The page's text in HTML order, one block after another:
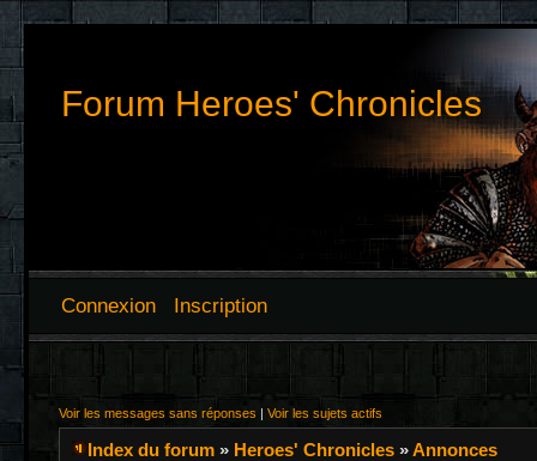
Forum Heroes' Chronicles
Connexion Inscription
Voir les messages sans réponses | Voir les sujets actifs
Index du forum » Heroes' Chronicles »Annonces